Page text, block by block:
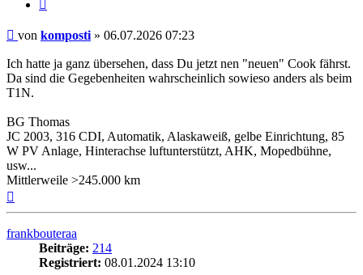
Beitrag
von komposti » 06.07.2026 07:23
Ich hatte ja ganz übersehen, dass Du jetzt nen "neuen" Cook fährst.
Da sind die Gegebenheiten wahrscheinlich sowieso anders als beim
T1N.
BG Thomas
JC 2003, 316 CDI, Automatik, Alaskaweiß, gelbe Einrichtung, 85
W PV Anlage, Hinterachse luftunterstützt, AHK, Mopedbühne,
usw...
Mittlerweile >245.000 km
frankbouteraa
Beiträge: 214
Registriert: 08.01.2024 13:10